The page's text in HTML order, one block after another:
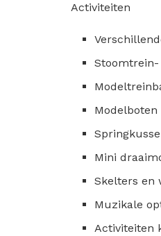
Activiteiten
Stoomtrein-
Modelboten
Mini
Skelters en
Muzikale
Activiteiten